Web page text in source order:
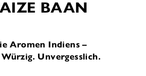
BAAN
Aromen Indiens –
Unvergesslich.